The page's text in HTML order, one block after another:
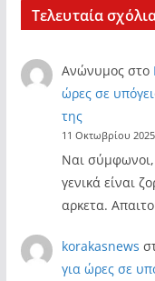
Τελευταία
Ανώνυμος στο
ώρες σε
της
11 Οκτωβρίου 2025
Ναι σύμφωνοι,
γενικά είναι
αρκετα.
korakasnews
για ώρες σε